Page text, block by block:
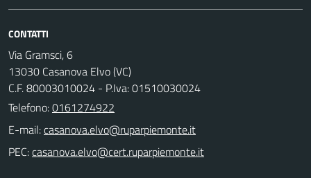
CONTATTI
Via Gramsci, 6
13030 Casanova Elvo (VC)
C.F. 80003010024 - P.Iva: 01510030024
Telefono:0161274922
E-mail:
PEC: